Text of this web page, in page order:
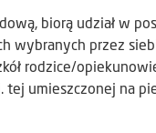
biorą udział w
przez
rodzice/
umieszczonej na